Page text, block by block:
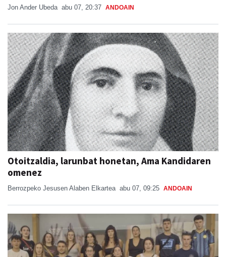
Jon Ander Ubeda abu 07, 20:37 ANDOAIN
Otoitzaldia, larunbat honetan, Ama Kandidaren
omenez
Berrozpeko Jesusen Alaben Elkartea abu 07, 09:25 ANDOAIN